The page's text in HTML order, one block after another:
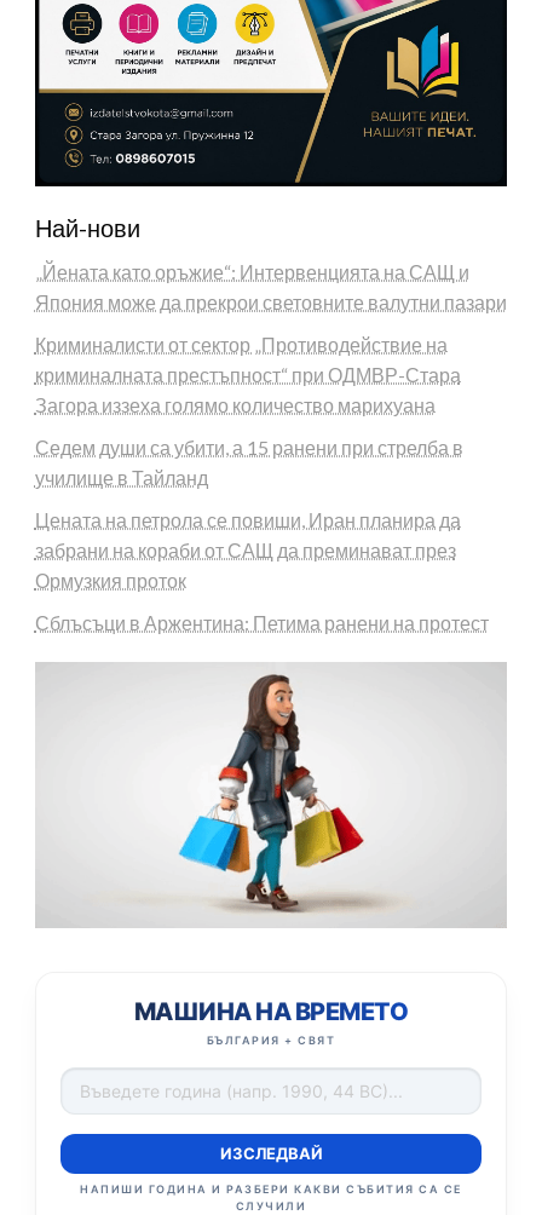
Най-нови
„Йената като оръжие“: Интервенцията на САЩ и
Япония може да прекрои световните валутни пазари
Криминалисти от сектор „Противодействие на
криминалната престъпност“ при ОДМВР-Стара
Загора иззеха голямо количество марихуана
Седем души са убити, а 15 ранени при стрелба в
училище в Тайланд
Цената на петрола се повиши, Иран планира да
забрани на кораби от САЩ да преминават през
Ормузкия проток
Сблъсъци в Аржентина: Петима ранени на протест
МАШИНА НА ВРЕМЕТО
БЪЛГАРИЯ + СВЯТ
ИЗСЛЕДВАЙ
НАПИШИ ГОДИНА И РАЗБЕРИ КАКВИ СЪБИТИЯ СА СЕ
СЛУЧИЛИ